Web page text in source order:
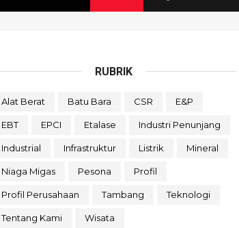
RUBRIK
Alat Berat Batu Bara CSR E&P
EBT EPCI Etalase Industri Penunjang
Industrial Infrastruktur Listrik Mineral
Niaga Migas Pesona Profil
Profil Perusahaan Tambang Teknologi
Tentang Kami Wisata